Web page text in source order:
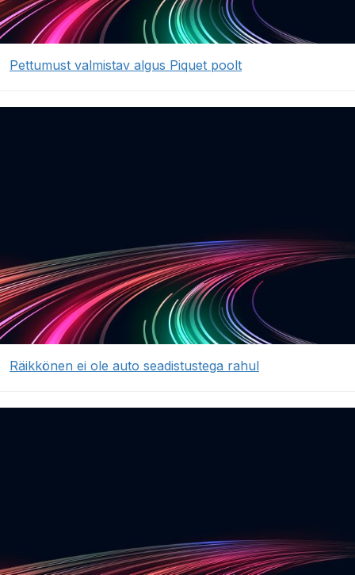
Pettumust valmistav algus Piquet poolt
Räikkönen ei ole auto seadistustega rahul